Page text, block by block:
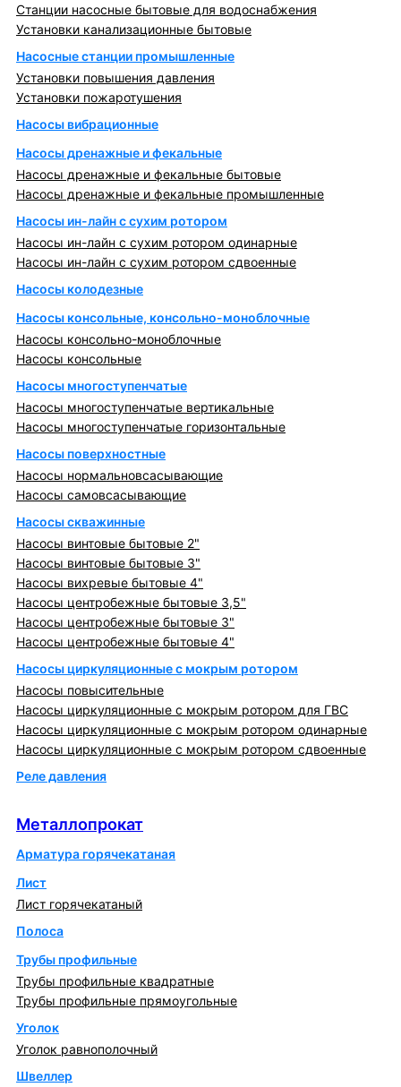
Станции насосные бытовые для водоснабжения
Установки канализационные бытовые
Насосные станции промышленные
Установки повышения давления
Установки пожаротушения
Насосы вибрационные
Насосы дренажные и фекальные
Насосы дренажные и фекальные бытовые
Насосы дренажные и фекальные промышленные
Насосы ин-лайн с сухим ротором
Насосы ин-лайн с сухим ротором одинарные
Насосы ин-лайн с сухим ротором сдвоенные
Насосы колодезные
Насосы консольные, консольно-моноблочные
Насосы консольно-моноблочные
Насосы консольные
Насосы многоступенчатые
Насосы многоступенчатые вертикальные
Насосы многоступенчатые горизонтальные
Насосы поверхностные
Насосы нормальновсасывающие
Насосы самовсасывающие
Насосы скважинные
Насосы винтовые бытовые 2"
Насосы винтовые бытовые 3"
Насосы вихревые бытовые 4"
Насосы центробежные бытовые 3,5"
Насосы центробежные бытовые 3"
Насосы центробежные бытовые 4"
Насосы циркуляционные с мокрым ротором
Насосы повысительные
Насосы циркуляционные с мокрым ротором для ГВС
Насосы циркуляционные с мокрым ротором одинарные
Насосы циркуляционные с мокрым ротором сдвоенные
Реле давления
Металлопрокат
Арматура горячекатаная
Лист
Лист горячекатаный
Полоса
Трубы профильные
Трубы профильные квадратные
Трубы профильные прямоугольные
Уголок
Уголок равнополочный
Швеллер